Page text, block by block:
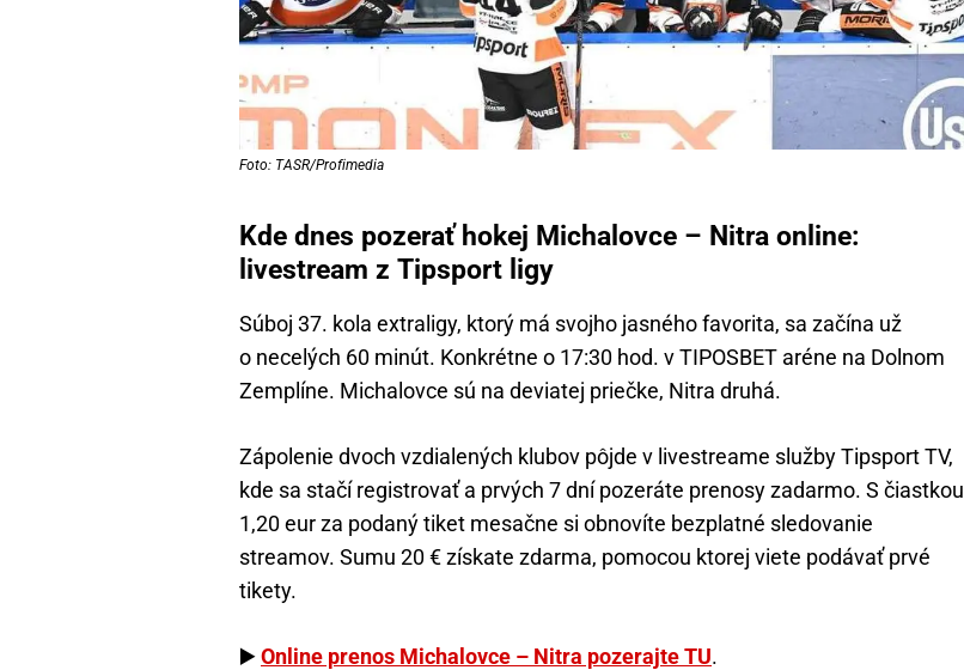
Foto: TASR/Profimedia
Kde dnes pozerať hokej Michalovce – Nitra online:
livestream z Tipsport ligy
Súboj 37. kola extraligy, ktorý má svojho jasného favorita, sa začína už
o necelých 60 minút. Konkrétne o 17:30 hod. v TIPOSBET aréne na Dolnom
Zemplíne. Michalovce sú na deviatej priečke, Nitra druhá.
Zápolenie dvoch vzdialených klubov pôjde v livestreame služby Tipsport TV,
kde sa stačí registrovať a prvých 7 dní pozeráte prenosy zadarmo. S čiastkou
1,20 eur za podaný tiket mesačne si obnovíte bezplatné sledovanie
streamov. Sumu 20 € získate zdarma, pomocou ktorej viete podávať prvé
tikety.
▶️Online prenos Michalovce – Nitra pozerajte TU.